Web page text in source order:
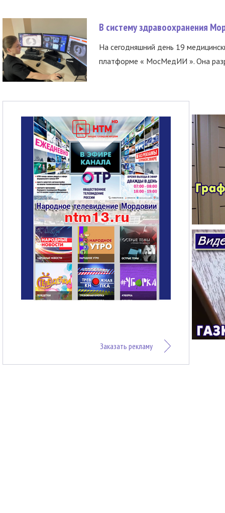
В систему здравоохранения
На сегодняшний день 19
платформе « МосМедИИ ». Она
Заказать рекламу